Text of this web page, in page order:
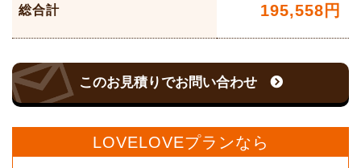
総合計 195,558 円
このお見積りでお問い合わせ
LOVELOVEプランなら